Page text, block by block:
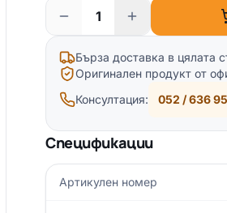
Бърза доставка в цялата
Оригинален продукт от
Консултация:
052 / 636
Спецификации
Артикулен номер